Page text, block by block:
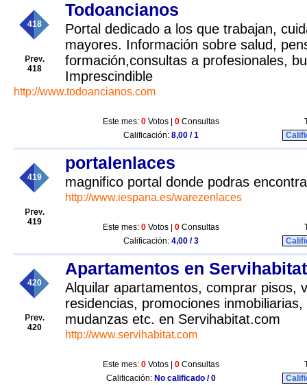
418
418
Todoancianos
Portal dedicado a los que trabajan,
mayores. Información sobre salud,
formación,consultas a profesionales,
Imprescindible
http://www.todoancianos.com
Este mes: 0 Votos | 0 Consultas
Calificación: 8,00 / 1
419
419
portalenlaces
magnifico portal donde podras
http://www.iespana.es/warezenlaces
Este mes: 0 Votos | 0 Consultas
Calificación: 4,00 / 3
420
420
Apartamentos en
Alquilar apartamentos, comprar pisos,
residencias, promociones
mudanzas etc. en Servihabitat.com
http://www.servihabitat.com
Este mes: 0 Votos | 0 Consultas
Calificación: No calificado / 0